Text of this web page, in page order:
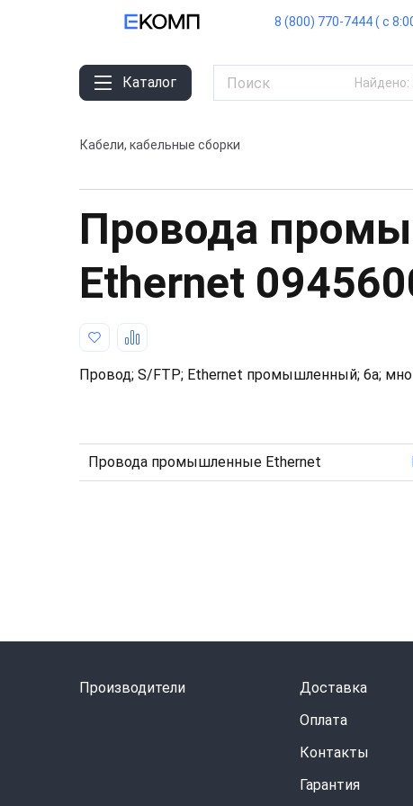
8 (800) 770-7444 ( с
Каталог Найдено:
Кабели, кабельные сборки
Провода
Ethernet
Провод; S/FTP; Ethernet промышленный; 6a;
Провода промышленные Ethernet
Производители
Доставка
Оплата
Контакты
Гарантия